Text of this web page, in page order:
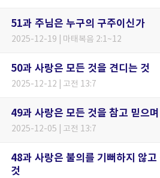
51과 주님은 누구의 구주이신가
2025-12-19 | 마태복음 2:1~12
50과 사랑은 모든 것을 견디는 것
2025-12-12 | 고전 13:7
49과 사랑은 모든 것을 참고 믿으
2025-12-05 | 고전 13:7
48과 사랑은 불의를 기뻐하지 않
것